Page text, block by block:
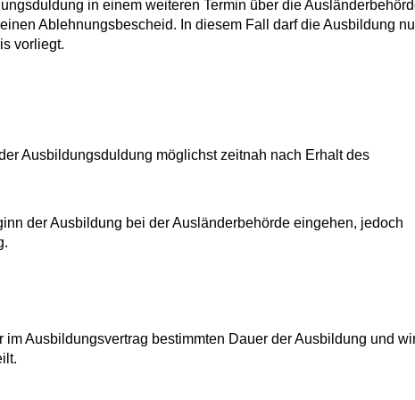
in einem weiteren Termin über die
Ablehnungsbescheid. In diesem Fall darf die Ausbildung
vorliegt.
Ausbildungsduldung möglichst zeitnah nach Erhalt des
der Ausbildung bei der Ausländerbehörde eingehen, jedoch
Ausbildungsvertrag bestimmten Dauer der Ausbildung und